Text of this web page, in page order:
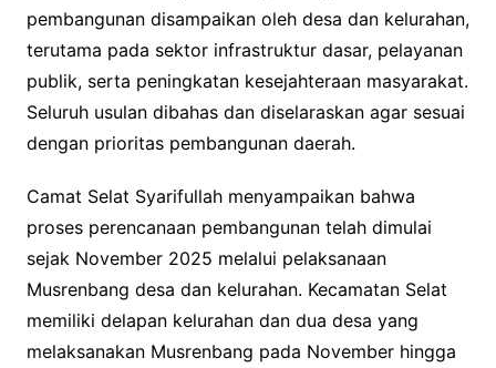
pembangunan disampaikan oleh desa dan kelurahan,
terutama pada sektor infrastruktur dasar, pelayanan
publik, serta peningkatan kesejahteraan masyarakat.
Seluruh usulan dibahas dan diselaraskan agar sesuai
dengan prioritas pembangunan daerah.
Camat Selat Syarifullah menyampaikan bahwa
proses perencanaan pembangunan telah dimulai
sejak November 2025 melalui pelaksanaan
Musrenbang desa dan kelurahan. Kecamatan Selat
memiliki delapan kelurahan dan dua desa yang
melaksanakan Musrenbang pada November hingga